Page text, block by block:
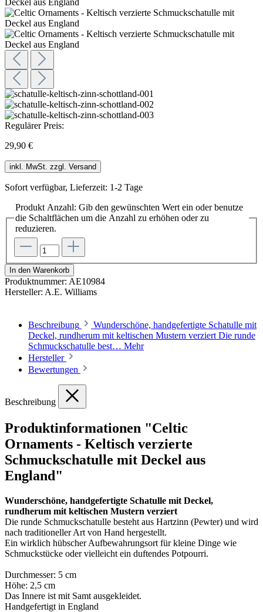
Regulärer Preis:
29,90 €
inkl. MwSt. zzgl. Versand
Sofort verfügbar, Lieferzeit: 1-2 Tage
Produkt Anzahl: Gib den gewünschten Wert ein oder benutze
die Schaltflächen um die Anzahl zu erhöhen oder zu
reduzieren.
In den Warenkorb
Produktnummer: AE10984
Hersteller: A.E. Williams
Beschreibung
Wunderschöne, handgefertigte Schatulle mit
Deckel, rundherum mit keltischen Mustern verziert Die runde
Schmuckschatulle best… Mehr
Hersteller
Bewertungen
Beschreibung
Produktinformationen "Celtic
Ornaments - Keltisch verzierte
Schmuckschatulle mit Deckel aus
England"
Wunderschöne, handgefertigte Schatulle mit Deckel,
rundherum mit keltischen Mustern verziert
Die runde Schmuckschatulle besteht aus Hartzinn (Pewter) und wird
nach traditioneller Art von Hand hergestellt.
Ein wirklich hübscher Aufbewahrungsort für kleine Dinge wie
Schmuckstücke oder vielleicht ein duftendes Potpourri.
Durchmesser: 5 cm
Höhe: 2,5 cm
Das Innere ist mit Samt ausgekleidet.
Handgefertigt in England